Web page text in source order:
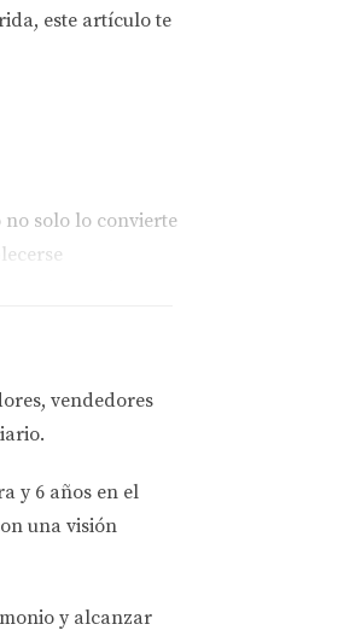
este artículo te
solo lo convierte
pueden
incentivos
a nivel
a apreciarse
vendedores
y 6 años en el
una visión
y alcanzar